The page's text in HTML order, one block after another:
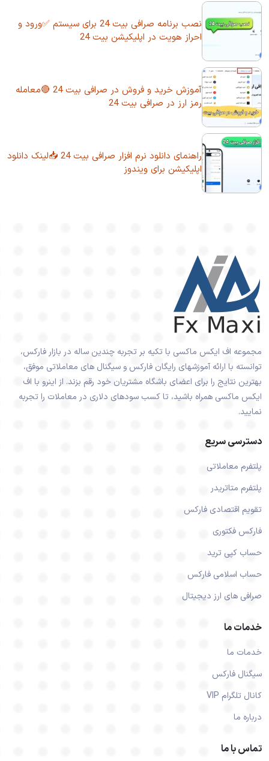
نصب برنامه صرافی بیت 24 برای سیستم ✅ورود و
احراز هویت در اپلیکیشن بیت 24
آموزش خرید و فروش در صرافی بیت 24 🔴معامله
رمز ارز در صرافی بیت 24
راهنمای دانلود نرم افزار صرافی بیت 24 📥لینک دانلود
اپلیکیشن برای ویندوز
مجموعه اف ایکس ماکسی با تکیه بر تجربه چندین ساله در بازار فارکس،
توانسته با ارائه آموزشهای رایگان فارکس و سیگنال های معاملاتی موفق،
بهترین نتایج را برای اعضای باشگاه مشتریان خود رقم بزند. از اینرو با اف
ایکس ماکسی همراه باشید، تا کسب سودهای دلاری در معاملات را تجربه
نمایید.
دسترسی سریع
پلتفرم معاملاتی
پلتفرم متاتریدر
تقویم اقتصادی فارکس
فارکس فکتوری
حساب کپی ترید
حساب اسلامی فارکس
صرافی های ارز دیجیتال
خدمات ما
خدمات ما
سیگنال فارکس
کانال تلگرام VIP
درباره ما
تماس با ما